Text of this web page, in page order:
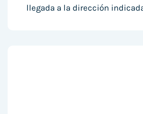
llegada a la dirección